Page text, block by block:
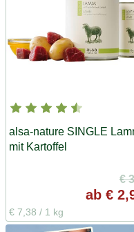
alsa-nature SINGLE
mit Kartoffel
€
ab €
€ 7,38 / 1 kg